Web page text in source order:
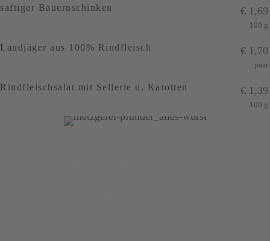
saftiger Bauernschinken € 1,69
100 g
Landjäger aus 100% Rindfleisch € 1,70
paar
Rindfleischsalat mit Sellerie u. Karotten € 1,39
100 g